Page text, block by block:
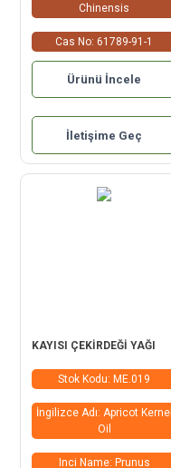
Chinensis
Cas No: 61789-91-1
Ürünü İncele
İletişime Geç
KAYISI ÇEKİRDEĞİ YAĞI
Stok Kodu: ME.019
İngilizce Adı: Apricot Kernel
Oil
Inci Name: Prunus